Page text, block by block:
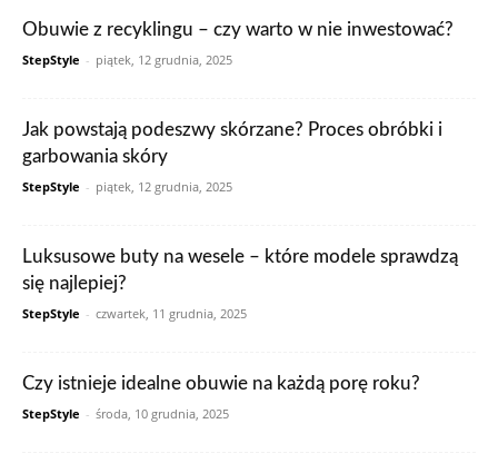
Obuwie z recyklingu – czy warto w nie inwestować?
StepStyle - piątek, 12 grudnia, 2025
Jak powstają podeszwy skórzane? Proces obróbki i
garbowania skóry
StepStyle - piątek, 12 grudnia, 2025
Luksusowe buty na wesele – które modele sprawdzą
się najlepiej?
StepStyle - czwartek, 11 grudnia, 2025
Czy istnieje idealne obuwie na każdą porę roku?
StepStyle - środa, 10 grudnia, 2025